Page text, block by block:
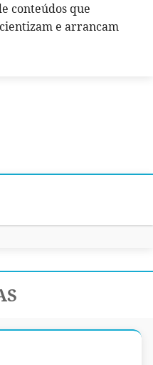
conteúdos que
e arrancam